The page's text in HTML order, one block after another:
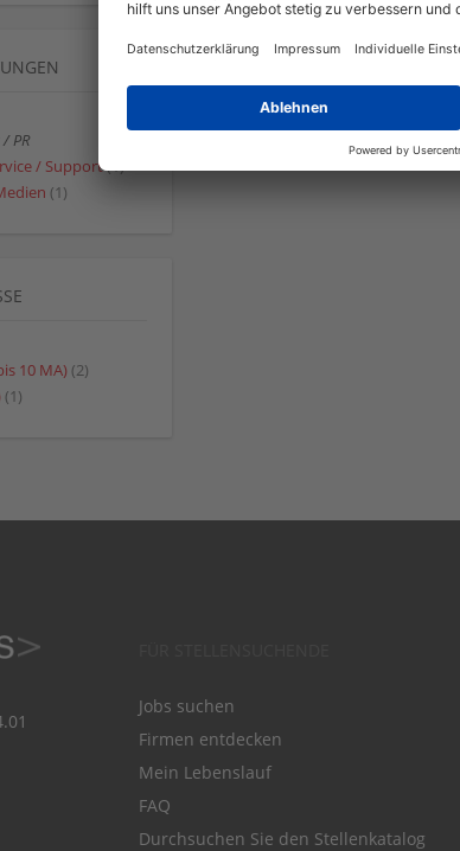
PR
/ Support(1)
(1)
10 MA) (2)
(1)
Jobs suchen
Firmen entdecken
Mein Lebenslauf
FAQ
Durchsuchen Sie den Stellenkatalog